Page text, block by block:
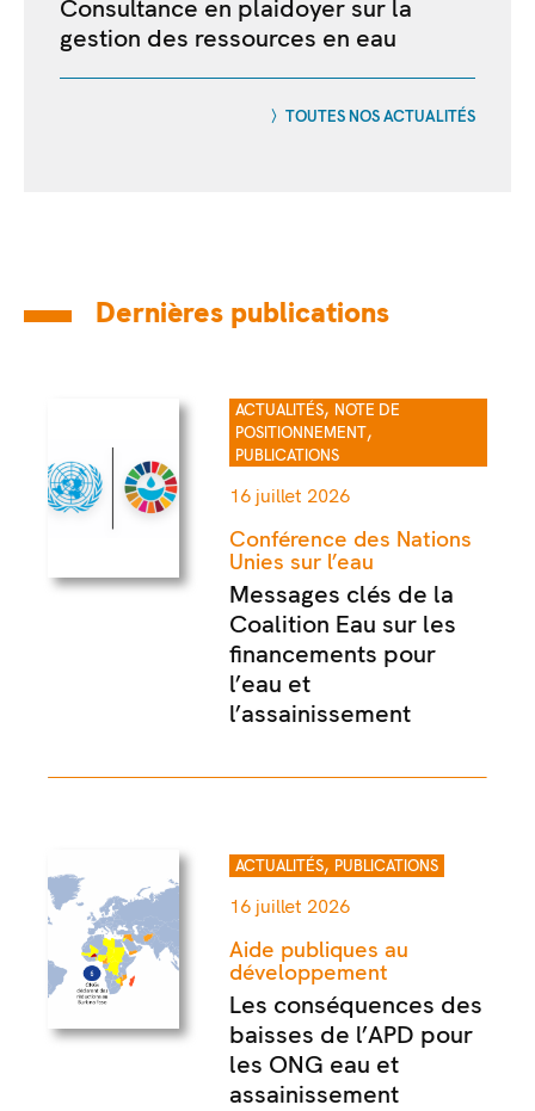
Consultance en plaidoyer sur la
gestion des ressources en eau
TOUTES NOS ACTUALITÉS
Dernières publications
ACTUALITÉS, NOTE DE
POSITIONNEMENT,
PUBLICATIONS
16 juillet 2026
Conférence des Nations
Unies sur l’eau
Messages clés de la
Coalition Eau sur les
financements pour
l’eau et
l’assainissement
ACTUALITÉS, PUBLICATIONS
16 juillet 2026
Aide publiques au
développement
Les conséquences des
baisses de l’APD pour
les ONG eau et
assainissement